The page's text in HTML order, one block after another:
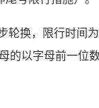
轮换，限行时
以字母前一位数